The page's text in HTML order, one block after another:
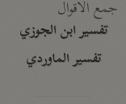
جمع الأقوال
تفسير ابن الجوزي
تفسير الماوردي